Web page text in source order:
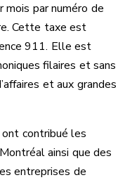
par numéro de
Cette taxe est
911. Elle est
filaires et sans
et aux grandes
contribué les
ainsi que des
entreprises de